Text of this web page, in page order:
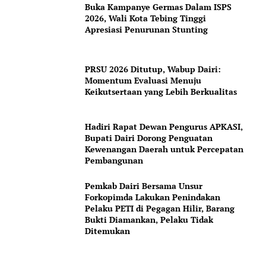
Company
Subscription Plans
Buka Kampanye Germas Dalam ISPS
2026, Wali Kota Tebing Tinggi
Apresiasi Penurunan Stunting
PRSU 2026 Ditutup, Wabup Dairi:
Momentum Evaluasi Menuju
Keikutsertaan yang Lebih Berkualitas
Hadiri Rapat Dewan Pengurus APKASI,
Bupati Dairi Dorong Penguatan
Kewenangan Daerah untuk Percepatan
Pembangunan
Pemkab Dairi Bersama Unsur
Forkopimda Lakukan Penindakan
Pelaku PETI di Pegagan Hilir, Barang
Bukti Diamankan, Pelaku Tidak
Ditemukan